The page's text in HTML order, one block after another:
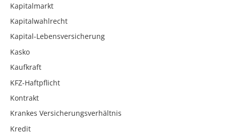
Kapitalmarkt
Kapitalwahlrecht
Kapital-Lebensversicherung
Kasko
Kaufkraft
KFZ-Haftpflicht
Kontrakt
Krankes Versicherungsverhältnis
Kredit